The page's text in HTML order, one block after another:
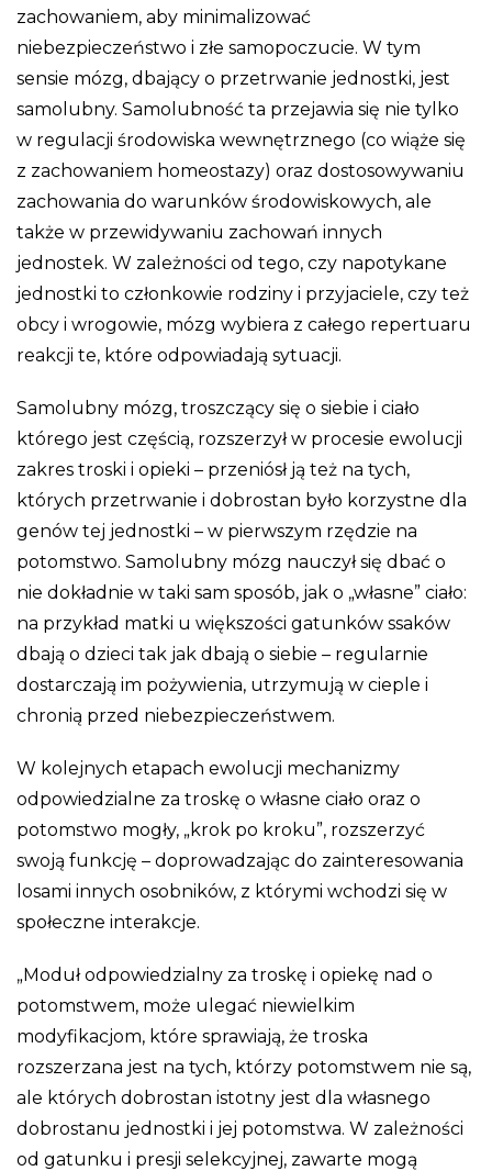
zachowaniem, aby minimalizować
niebezpieczeństwo i złe samopoczucie. W tym
sensie mózg, dbający o przetrwanie jednostki, jest
samolubny. Samolubność ta przejawia się nie tylko
w regulacji środowiska wewnętrznego (co wiąże się
z zachowaniem homeostazy) oraz dostosowywaniu
zachowania do warunków środowiskowych, ale
także w przewidywaniu zachowań innych
jednostek. W zależności od tego, czy napotykane
jednostki to członkowie rodziny i przyjaciele, czy też
obcy i wrogowie, mózg wybiera z całego repertuaru
reakcji te, które odpowiadają sytuacji.
Samolubny mózg, troszczący się o siebie i ciało
którego jest częścią, rozszerzył w procesie ewolucji
zakres troski i opieki – przeniósł ją też na tych,
których przetrwanie i dobrostan było korzystne dla
genów tej jednostki – w pierwszym rzędzie na
potomstwo. Samolubny mózg nauczył się dbać o
nie dokładnie w taki sam sposób, jak o „własne” ciało:
na przykład matki u większości gatunków ssaków
dbają o dzieci tak jak dbają o siebie – regularnie
dostarczają im pożywienia, utrzymują w cieple i
chronią przed niebezpieczeństwem.
W kolejnych etapach ewolucji mechanizmy
odpowiedzialne za troskę o własne ciało oraz o
potomstwo mogły, „krok po kroku”, rozszerzyć
swoją funkcję – doprowadzając do zainteresowania
losami innych osobników, z którymi wchodzi się w
społeczne interakcje.
„Moduł odpowiedzialny za troskę i opiekę nad o
potomstwem, może ulegać niewielkim
modyfikacjom, które sprawiają, że troska
rozszerzana jest na tych, którzy potomstwem nie są,
ale których dobrostan istotny jest dla własnego
dobrostanu jednostki i jej potomstwa. W zależności
od gatunku i presji selekcyjnej, zawarte mogą